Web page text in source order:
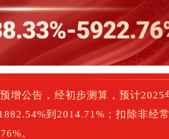
增公告，经初步测算，预计
到2014.71%；扣除非经
。